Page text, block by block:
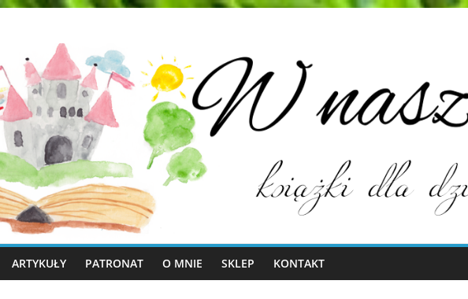
ARTYKUŁY PATRONAT O MNIE SKLEP KONTAKT